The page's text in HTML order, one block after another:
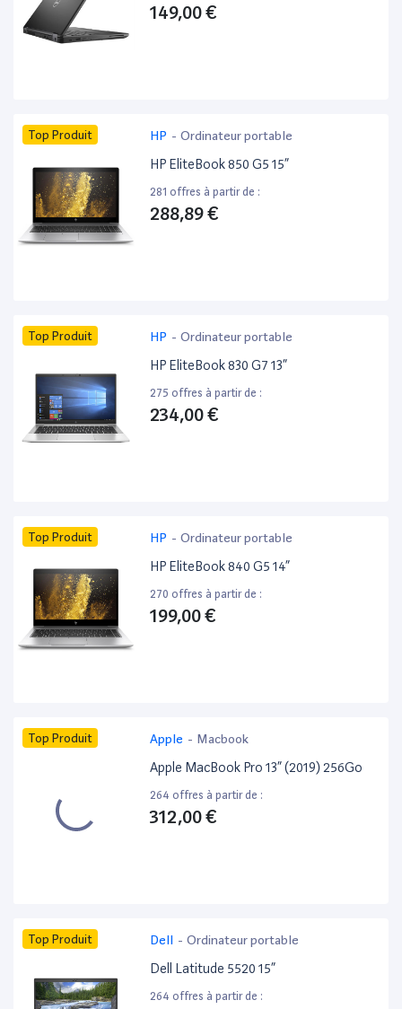
149,00 €
Top Produit HP - Ordinateur portable
HP EliteBook 850 G5 15”
281 offres à partir de :
288,89 €
Top Produit HP - Ordinateur portable
HP EliteBook 830 G7 13”
275 offres à partir de :
234,00 €
Top Produit HP - Ordinateur portable
HP EliteBook 840 G5 14”
270 offres à partir de :
199,00 €
Top Produit Apple - Macbook
Apple MacBook Pro 13” (2019) 256Go
264 offres à partir de :
312,00 €
Top Produit Dell - Ordinateur portable
Dell Latitude 5520 15”
264 offres à partir de :